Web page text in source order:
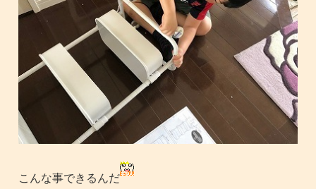
こんな事できるんだ